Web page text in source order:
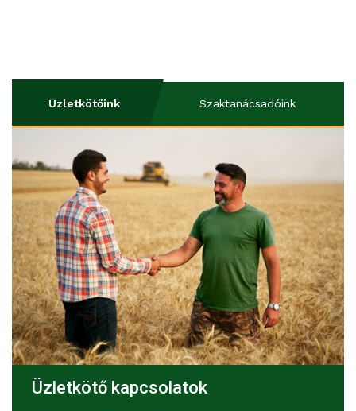
Üzletkötőink Szaktanácsadóink
Üzletkötő kapcsolatok